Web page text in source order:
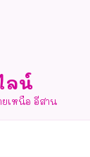
ลน์
เหนือ อีสาน